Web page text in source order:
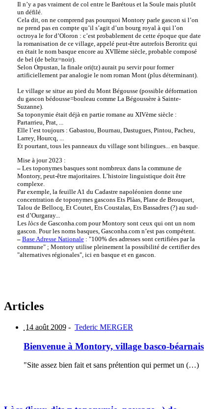
Il n’y a pas vraiment de col entre le Barétous et la Soule mais plutôt
un défilé.
Cela dit, on ne comprend pas pourquoi Montory parle gascon si l’on
ne prend pas en compte qu’il s’agit d’un bourg royal à qui l’on
octroya le for d’Oloron : c’est probablement de cette époque que date
la romanisation de ce village, appelé peut-être autrefois Beroritz qui
en était le nom basque encore au XVIIème siècle, probable composé
de bel (de beltz=noir).
Selon Orpustan, la finale ori(tz) aurait pu servir pour former
artificiellement par analogie le nom roman Mont (plus déterminant).
Le village se situe au pied du Mont Bégousse (possible déformation
du gascon bédousse=bouleau comme La Bégoussère à Sainte-
Suzanne).
Sa toponymie était déjà en partie romane au XIVème siècle :
Partarrieu, Prat, ...
Elle l’est toujours : Gabastou, Bournau, Dastugues, Pintou, Pacheu,
Larrey, Hourcq, ...
Et pourtant, tous les panneaux du village sont bilingues... en basque.
Mise à jour 2023 :
–Les toponymes basques sont nombreux dans la commune de
Montory, peut-être majoritaires. L’histoire linguistique doit être
complexe.
Par exemple, la feuille A1 du Cadastre napoléonien donne une
concentration de toponymes gascons Ets Plàas, Plane de Brouquet,
Talou de Bellocq, Et Coutet, Ets Coustalas, Ets Bassadres (?) au sud-
est d’Ourgaray...
Les lòcsde Gasconha.com pour Montory sont ceux qui ont un nom
gascon. Pour les noms basques, Gasconha.com n’est pas compétent.
– Base Adresse Nationale: "100% des adresses sont certifiées par la
commune" ; Montory utilise pleinement la possibilité de certifier des
"alternatives régionales", ici en basque et en gascon.
Articles
14 août 2009 - Tederic MERGER
Bienvenue à Montory, village basco-béarnais
"Site assez bien fait et sans prétention qui permet un (…)